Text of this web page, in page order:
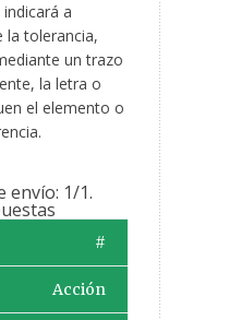
a
la tolerancia,
un trazo
la letra o
el elemento o
envío: 1/1.
#
Acción